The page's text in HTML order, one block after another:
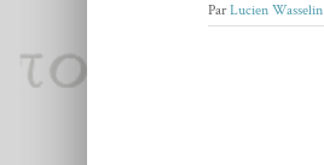
ParLucien Wasselin